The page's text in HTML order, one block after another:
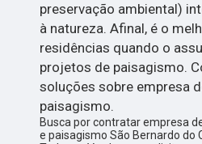
preservação ambiental)
à natureza. Afinal, é o
residências quando o
projetos de paisagismo.
soluções sobre empresa
paisagismo.
Busca por contratar empresa
e paisagismo São Bernardo do